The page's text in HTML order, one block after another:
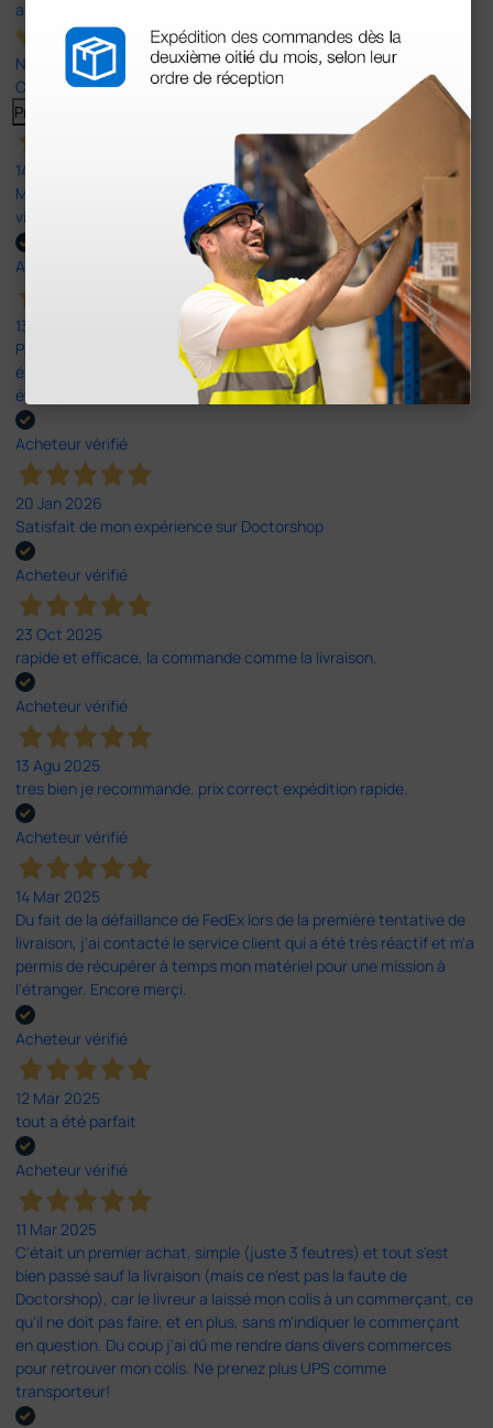
avis
Nos avis 4 et 5 étoiles.
Cliquez ici pour tous les lire >
Previous
14 Avr 2026
Mon article reçu est conforme à la description texte, image et
vidéo proposée par le site.
Acheteur vérifié
13 Avr 2026
Pas du le sparadrap escompté. Est sensé tenir des pansements
épais ! Ce n'est pas le cas. En ce qui concerne la livraison, elle a
été rapide dans un emballage parfait.
Acheteur vérifié
20 Jan 2026
Satisfait de mon expérience sur Doctorshop
Acheteur vérifié
23 Oct 2025
rapide et efficace, la commande comme la livraison.
Acheteur vérifié
13 Agu 2025
tres bien je recommande. prix correct expédition rapide.
Acheteur vérifié
14 Mar 2025
Du fait de la défaillance de FedEx lors de la première tentative de
livraison, j'ai contacté le service client qui a été très réactif et m'a
permis de récupérer à temps mon matériel pour une mission à
l'étranger. Encore merçi.
Acheteur vérifié
12 Mar 2025
tout a été parfait
Acheteur vérifié
11 Mar 2025
C'était un premier achat, simple (juste 3 feutres) et tout s'est
bien passé sauf la livraison (mais ce n'est pas la faute de
Doctorshop), car le livreur a laissé mon colis à un commerçant, ce
qu'il ne doit pas faire, et en plus, sans m'indiquer le commerçant
en question. Du coup j'ai dû me rendre dans divers commerces
pour retrouver mon colis. Ne prenez plus UPS comme
transporteur!